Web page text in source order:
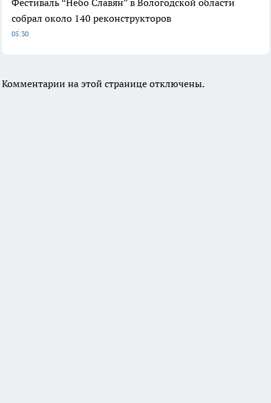
Фестиваль “Небо Славян” в Вологодской области
собрал около 140 реконструкторов
05:30
Комментарии на этой странице отключены.